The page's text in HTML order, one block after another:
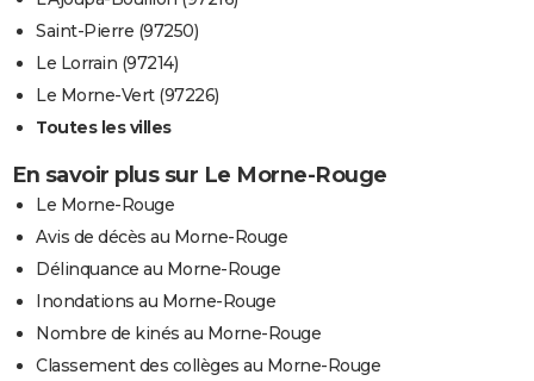
Saint-Pierre (97250)
Le Lorrain (97214)
Le Morne-Vert (97226)
Toutes les villes
En savoir plus sur Le Morne-Rouge
Le Morne-Rouge
Avis de décès au Morne-Rouge
Délinquance au Morne-Rouge
Inondations au Morne-Rouge
Nombre de kinés au Morne-Rouge
Classement des collèges au Morne-Rouge